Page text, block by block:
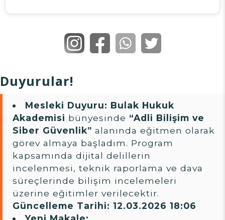
Duyurular!
Mesleki Duyuru: Bulak Hukuk
Akademisi bünyesinde “Adli Bilişim ve
Siber Güvenlik” alanında eğitmen olarak
görev almaya başladım. Program
kapsamında dijital delillerin
incelenmesi, teknik raporlama ve dava
süreçlerinde bilişim incelemeleri
üzerine eğitimler verilecektir.
Güncelleme Tarihi: 12.03.2026 18:06